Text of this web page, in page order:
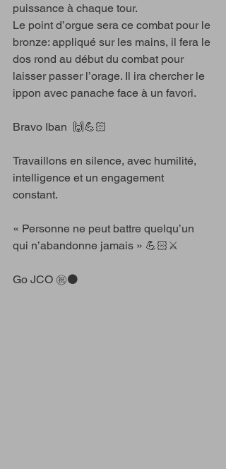
puissance à chaque tour.
Le point d’orgue sera ce combat pour le
bronze: appliqué sur les mains, il fera le
dos rond au début du combat pour
laisser passer l’orage. Il ira chercher le
ippon avec panache face à un favori.
Bravo Iban  🙌💪🏻
Travaillons en silence, avec humilité,
intelligence et un engagement
constant.
« Personne ne peut battre quelqu’un
qui n’abandonne jamais » 💪🏻⚔️
Go JCO ㊗️⚫️